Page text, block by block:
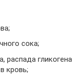
сока;
распада гликогена
кровь;